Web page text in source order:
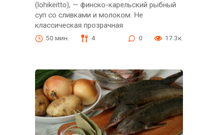
(lohikeitto), — финско-карельский рыбный
суп со сливками и молоком. Не
классическая прозрачная
50 мин. 4 0 17.3к.